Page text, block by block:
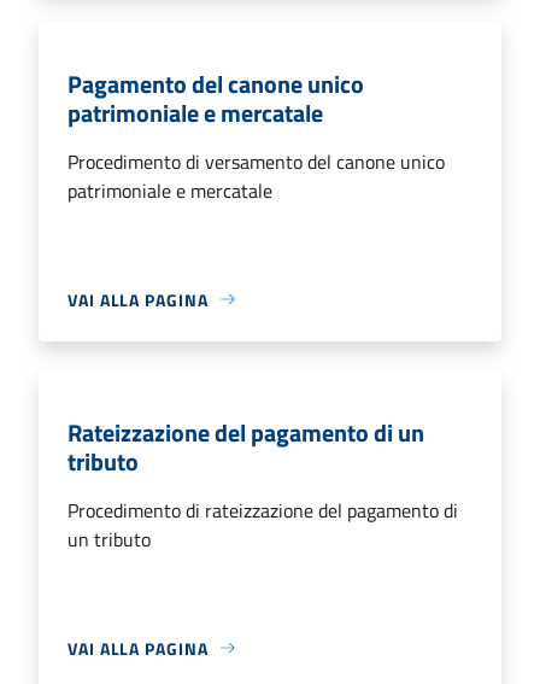
Pagamento del canone unico
patrimoniale e mercatale
Procedimento di versamento del canone unico
patrimoniale e mercatale
VAI ALLA PAGINA
Rateizzazione del pagamento di un
tributo
Procedimento di rateizzazione del pagamento di
un tributo
VAI ALLA PAGINA